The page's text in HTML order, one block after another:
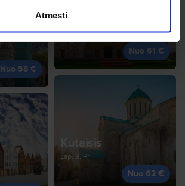
Atmesti
Nuo 58 €
Podgorica
Spa, 4, Sk
Nuo 61 €
Kutaisis
Lap, 9, Pr
Nuo 62 €